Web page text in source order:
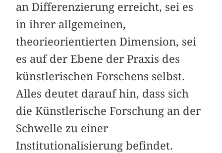
an Differenzierung erreicht, sei es
in ihrer allgemeinen,
theorieorientierten Dimension, sei
es auf der Ebene der Praxis des
künstlerischen Forschens selbst.
Alles deutet darauf hin, dass sich
die Künstlerische Forschung an der
Schwelle zu einer
Institutionalisierung befindet.